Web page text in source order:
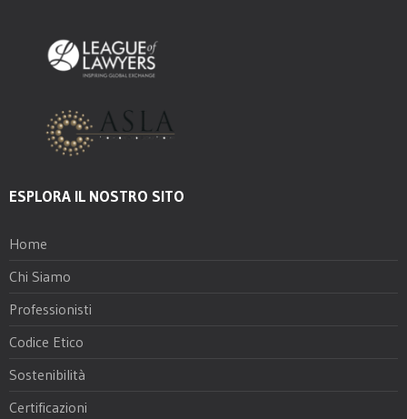
ESPLORA IL NOSTRO SITO
Home
Chi Siamo
Professionisti
Codice Etico
Sostenibilità
Certificazioni